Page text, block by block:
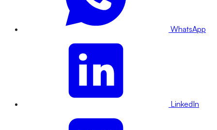
WhatsApp
LinkedIn